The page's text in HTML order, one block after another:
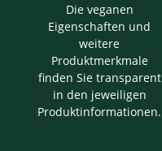
Die veganen
Eigenschaften und
weitere
Produktmerkmale
finden Sie transparent
in den jeweiligen
Produktinformationen.